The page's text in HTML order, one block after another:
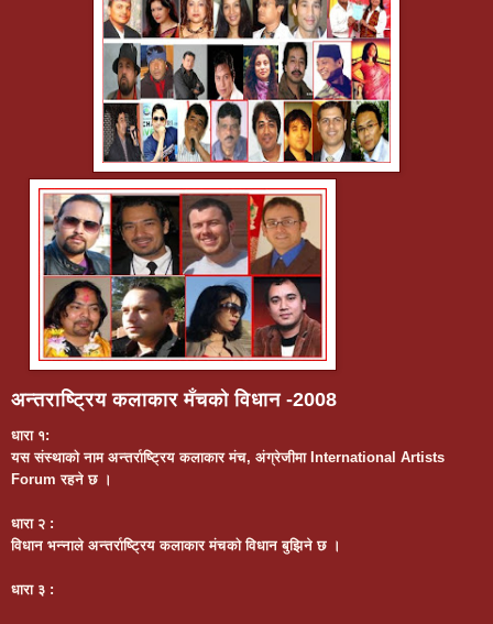
अन्तराष्ट्रिय कलाकार मँचको विधान -2008
धारा १:
यस संस्थाको नाम अन्तर्राष्ट्रिय कलाकार मंच, अंग्रेजीमा International Artists
Forum रहने छ ।
धारा २ :
विधान भन्नाले अन्तर्राष्ट्रिय कलाकार मंचको विधान बुझिने छ ।
धारा ३ :